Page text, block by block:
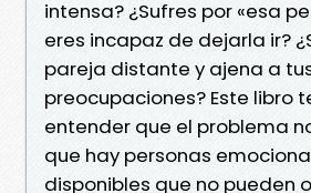
intensa? ¿Sufres por «esa
eres incapaz de dejarla ir?
pareja distante y ajena a
preocupaciones? Este libro
entender que el problema
que hay personas
disponibles que no pueden